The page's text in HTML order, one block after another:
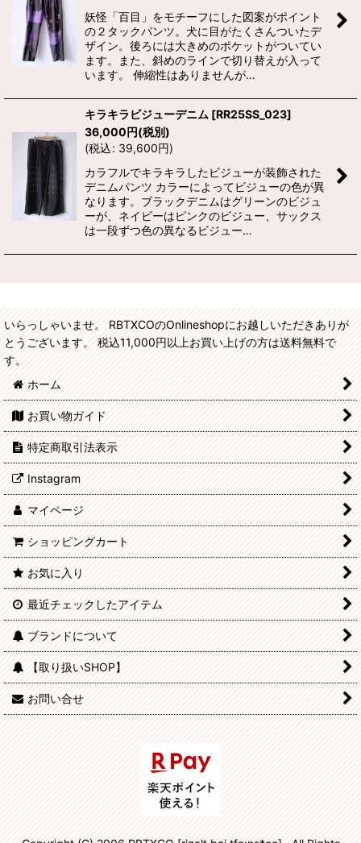
妖怪「百目」をモチーフにした図案がポイント
の２タックパンツ。犬に目がたくさんついたデ
ザイン。後ろには大きめのポケットがついてい
ます。また、斜めのラインで切り替えが入って
います。 伸縮性はありませんが…
キラキラビジューデニム [RR25SS_023]
36,000円(税別)
(税込: 39,600円)
カラフルでキラキラしたビジューが装飾された
デニムパンツ カラーによってビジューの色が異
なります。ブラックデニムはグリーンのビジュ
ーが、ネイビーはピンクのビジュー、サックス
は一段ずつ色の異なるビジュー…
いらっしゃいませ。 RBTXCOのOnlineshopにお越しいただきありが
とうございます。 税込11,000円以上お買い上げの方は送料無料で
す。
ホーム
お買い物ガイド
特定商取引法表示
Instagram
マイページ
ショッピングカート
お気に入り
最近チェックしたアイテム
ブランドについて
【取り扱いSHOP】
お問い合せ